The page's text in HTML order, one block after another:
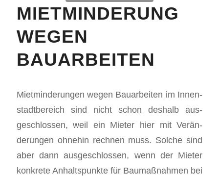
MIETMINDERUNG
WEGEN
BAUARBEITEN
Miet­min­derun­gen wegen Bauar­beit­en im Innen­
stadt­bere­ich sind nicht schon deshalb aus­
geschlossen, weil ein Mieter hier mit Verän­
derun­gen ohne­hin rech­nen muss. Solche sind
aber dann aus­geschlossen, wenn der Mieter
konkrete Anhalt­spunk­te für Bau­maß­nah­men bei